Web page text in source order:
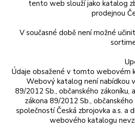
tento web slouží jako katalog
prodejnou
V současné době není možné
Údaje obsažené v tomto webovém
Webový katalog není nabídkou
89/2012 Sb., občanského
zákona 89/2012 Sb.,
společností Česká zbrojovka a.s. a
webového katalogu